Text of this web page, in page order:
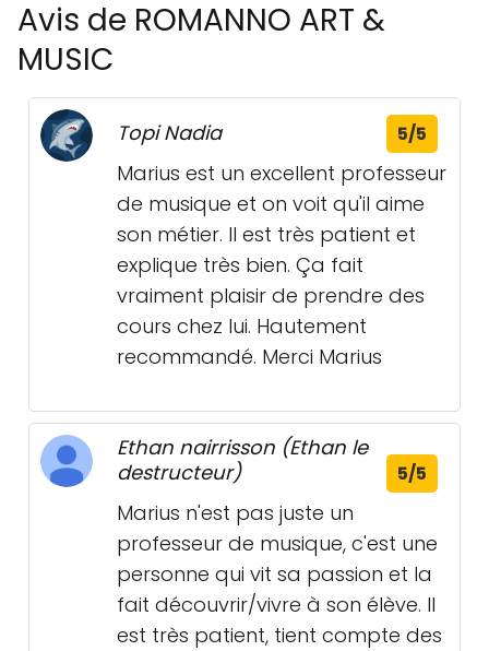
Avis de ROMANNO ART &
MUSIC
Topi Nadia 5/5
Marius est un excellent professeur
de musique et on voit qu'il aime
son métier. Il est très patient et
explique très bien. Ça fait
vraiment plaisir de prendre des
cours chez lui. Hautement
recommandé. Merci Marius
Ethan nairrisson (Ethan le
destructeur)
5/5
Marius n'est pas juste un
professeur de musique, c'est une
personne qui vit sa passion et la
fait découvrir/vivre à son élève. Il
est très patient, tient compte des